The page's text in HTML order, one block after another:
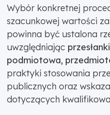
Wybór konkretnej
szacunkowej wartości
powinna być ustalona
uwzględniając
podmiotowa,
praktyki stosowania
publicznych oraz
dotyczących